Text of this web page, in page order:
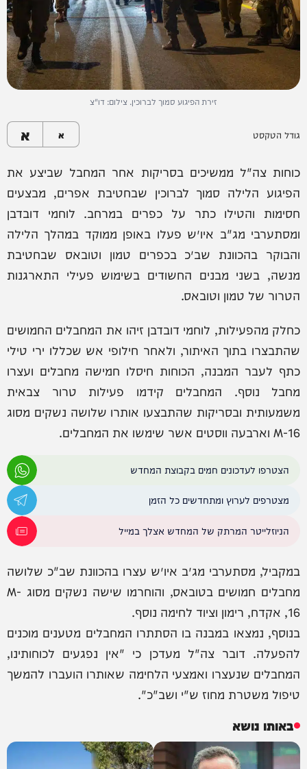
זירת הפיגוע סמוך לברוכין. צילום: דו"צ
גודל הטקסט א א
כוחות צה"ל ממשיכים בסריקות אחר המחבל שביצע את
הפיגוע הלילה סמוך לברוכין שבחטיבת אפרים, מבצעים
חסימות והטילו כתר על כפרים במרחב. לוחמי דובדבן
ומסתערבי מג"ב איו״ש פעלו באופן ממוקד במהלך הלילה
והבוקר בהכוונת שב״כ בכפרים טמון וטובאס שבחטיבת
מנשה, בשני מבנים החשודים בשימוש פעילי התארגנות
הטרור של טמון וטובאס.
כחלק מהפעילות, לוחמי דובדבן זיהו את המחבלים החמושים
שהתבצרו בתוך האיתור, ולאחר חילופי אש שכללו ירי טילי
כתף לעבר המבנה, הכוחות חיסלו חמישה מחבלים ועצרו
מחבל נוסף. המחבלים קידמו פעילות טרור צבאית
משמעותית ובסריקות שהתבצעו אותרו שלושה נשקים מסוג
M-16 וארבעה ווסטים אשר שימשו את המחבלים.
הצטרפו לעדכונים חמים בקבוצת המחדש
מצטרפים לערוץ ומתחדשים כל הזמן
הניוזלייטר המרתק של המחדש אצלך במייל
במקביל, מסתערבי מג״ב איו״ש עצרו בהכוונת שב"כ שלושה
מחבלים חמושים בטובאס, והוחרמו שישה נשקים מסוג M-
16, אקדח, רימון וציוד לחימה נוסף.
בנוסף, נמצאו במבנה בו הסתתרו המחבלים מטענים מוכנים
להפעלה. דובר צה"ל מעדכן כי "אין נפגעים לכוחותינו,
המחבלים שנעצרו ואמצעי הלחימה שאותרו הועברו להמשך
טיפול משטרת מחוז ש"י ושב"כ".
באותו נושא